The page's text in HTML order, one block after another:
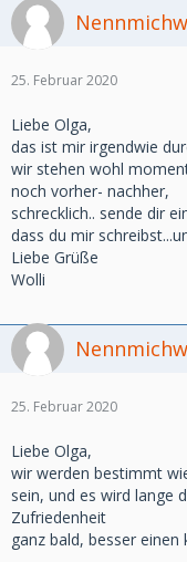
25. Februar 2020
Liebe Olga,
das ist mir irgendwie
wir stehen wohl
noch vorher- nachher,
schrecklich.. sende dir
dass du mir
Liebe Grüße
Wolli
25. Februar 2020
Liebe Olga,
wir werden bestimmt
sein, und es wird lange
Zufriedenheit
ganz bald, besser einen